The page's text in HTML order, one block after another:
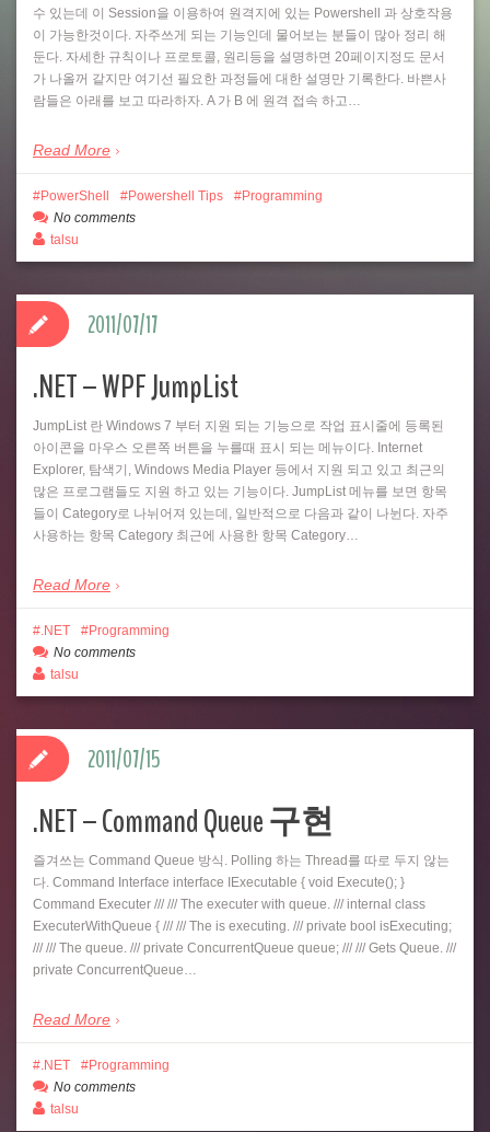
수 있는데 이 Session을 이용하여 원격지에 있는 Powershell 과 상호작용
이 가능한것이다. 자주쓰게 되는 기능인데 물어보는 분들이 많아 정리 해
둔다. 자세한 규칙이나 프로토콜, 원리등을 설명하면 20페이지정도 문서
가 나올꺼 같지만 여기선 필요한 과정들에 대한 설명만 기록한다. 바쁜사
람들은 아래를 보고 따라하자. A 가 B 에 원격 접속 하고…
Read More
PowerShell Powershell Tips
Programming
No comments
talsu
.NET – WPF JumpList
JumpList 란 Windows 7 부터 지원 되는 기능으로 작업 표시줄에 등록된
아이콘을 마우스 오른쪽 버튼을 누를때 표시 되는 메뉴이다. Internet
Explorer, 탐색기, Windows Media Player 등에서 지원 되고 있고 최근의
많은 프로그램들도 지원 하고 있는 기능이다. JumpList 메뉴를 보면 항목
들이 Category로 나뉘어져 있는데, 일반적으로 다음과 같이 나뉜다. 자주
사용하는 항목 Category 최근에 사용한 항목 Category…
Read More
2011/07/17
.NET
Programming
No comments
talsu
.NET – Command Queue 구현
즐겨쓰는 Command Queue 방식. Polling 하는 Thread를 따로 두지 않는
다. Command Interface interface IExecutable { void Execute(); }
Command Executer /// /// The executer with queue. /// internal class
ExecuterWithQueue { /// /// The is executing. /// private bool isExecuting;
/// /// The queue. /// private ConcurrentQueue queue; /// /// Gets Queue. ///
private ConcurrentQueue…
Read More
2011/07/15
.NET
Programming
No comments
talsu